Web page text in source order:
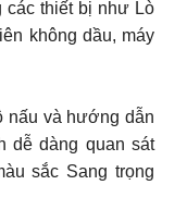
các thiết bị như Lò
không dầu, máy
nấu và hướng dẫn
dễ dàng quan sát
sắc Sang trọng